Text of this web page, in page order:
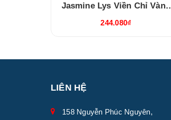
Jasmine Lys Viền Chỉ Vàng
244.080₫
LIÊN HỆ
158 Nguyễn Phúc Nguyên,